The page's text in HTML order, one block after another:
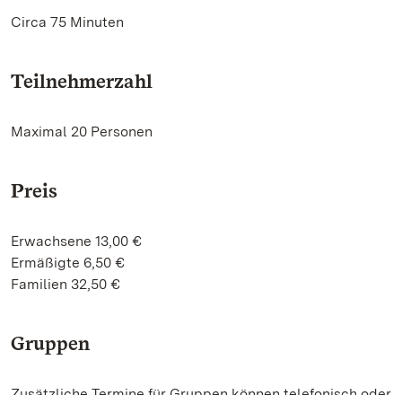
Circa 75 Minuten
Teilnehmerzahl
Maximal 20 Personen
Preis
Erwachsene 13,00 €
Ermäßigte 6,50 €
Familien 32,50 €
Gruppen